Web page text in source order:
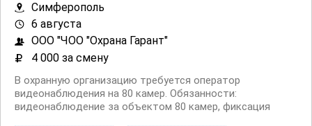
Симферополь
6 августа
ООО "ЧОО "Охрана Гарант"
4 000 за смену
В охранную организацию требуется оператор
видеонаблюдения на 80 камер. Обязанности:
видеонаблюдение за объектом 80 камер, фиксация